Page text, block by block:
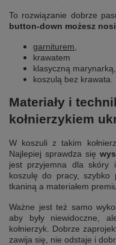
To rozwiązanie dobrze
button-down możesz
garniturem
krawatem
klasyczną marynarką,
koszulą bez krawata.
Materiały i
kołnierzykiem
W koszuli z takim
Najlepiej sprawdza się
jest przyjemna dla skóry i
koszulę do pracy, szybko
tkaniną a materiałem
Ważne jest też samo
aby były niewidoczne,
kołnierzyk. Dobrze
zawija się, nie odstaje i